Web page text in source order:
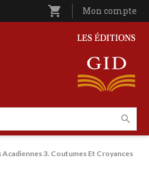
shopping_cart Utilisateur
Mon compte
Les Éditions GID
3. Coutumes Et Croyances